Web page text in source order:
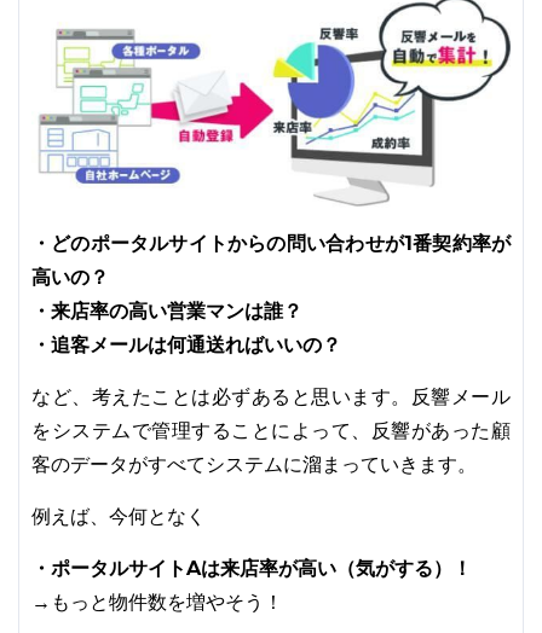
・どのポータルサイトからの問い合わせが1番契約率が
高いの？
・来店率の高い営業マンは誰？
・追客メールは何通送ればいいの？
など、考えたことは必ずあると思います。反響メール
をシステムで管理することによって、反響があった顧
客のデータがすべてシステムに溜まっていきます。
例えば、今何となく
・ポータルサイトAは来店率が高い（気がする）！
→もっと物件数を増やそう！